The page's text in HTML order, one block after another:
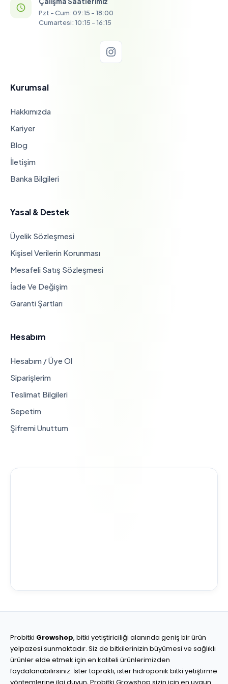
Pzt - Cum: 09:15 - 18:00
Cumartesi: 10:15 - 16:15
Kurumsal
Hakkımızda
Kariyer
Blog
İletişim
Banka Bilgileri
Yasal & Destek
Üyelik Sözleşmesi
Kişisel Verilerin Korunması
Mesafeli Satış Sözleşmesi
İade Ve Değişim
Garanti Şartları
Hesabım
Hesabım / Üye Ol
Siparişlerim
Teslimat Bilgileri
Sepetim
Şifremi Unuttum
Probitki Growshop, bitki yetiştiriciliği alanında geniş bir ürün
yelpazesi sunmaktadır. Siz de bitkilerinizin büyümesi ve sağlıklı
ürünler elde etmek için en kaliteli ürünlerimizden
faydalanabilirsiniz. İster topraklı, ister hidroponik bitki yetiştirme